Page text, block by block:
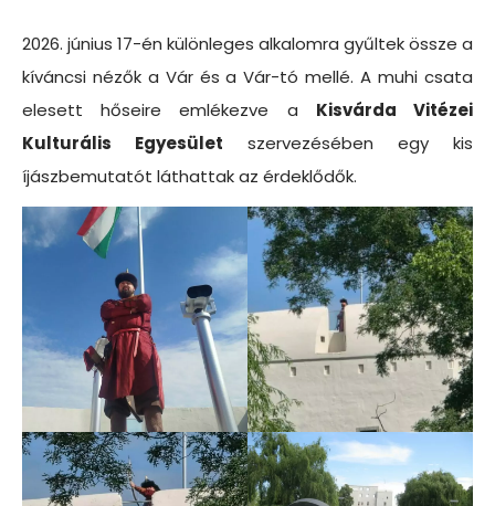
2026. június 17-én különleges alkalomra gyűltek össze a
kíváncsi nézők a Vár és a Vár-tó mellé. A muhi csata
elesett hőseire emlékezve a Kisvárda Vitézei
Kulturális Egyesület szervezésében egy kis
íjászbemutatót láthattak az érdeklődők.